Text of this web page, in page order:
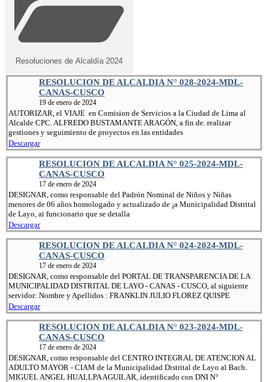
Resoluciones de Alcaldía 2024
RESOLUCION DE ALCALDIA N° 028-2024-MDL-
CANAS-CUSCO
19 de enero de 2024
AUTORIZAR, el VIAJE en Comision de Servicios a la Ciudad de Lima al
Alcalde CPC. ALFREDO BUSTAMANTE ARAGÓN, a fin de. realizar
gestiones y seguimiento de proyectos en las entidades
Descargar
RESOLUCION DE ALCALDIA N° 025-2024-MDL-
CANAS-CUSCO
17 de enero de 2024
DESIGNAR, como responsable del Padrón Nominal de Niños y Niñas
menores de 06 años homologado y actualizado de ¡a Municipalidad Distrital
de Layo, ai funcionario que se detalla
Descargar
RESOLUCION DE ALCALDIA N° 024-2024-MDL-
CANAS-CUSCO
17 de enero de 2024
DESIGNAR, como responsable del PORTAL DE TRANSPARENCIA DE LA
MUNICIPALIDAD DISTRITAL DE LAYO - CANAS - CUSCO, al siguiente
servidor: Nombre y Apellidos : FRANKLIN JULIO FLOREZ QUISPE
Descargar
RESOLUCION DE ALCALDIA N° 023-2024-MDL-
CANAS-CUSCO
17 de enero de 2024
DESIGNAR, como responsable del CENTRO INTEGRAL DE ATENCION AL
ADULTO MAYOR - CIAM de la Municipalidad Distrital de Layo al Bach.
MIGUEL ANGEL HUALLPA AGUILAR, identificado con DNI N°